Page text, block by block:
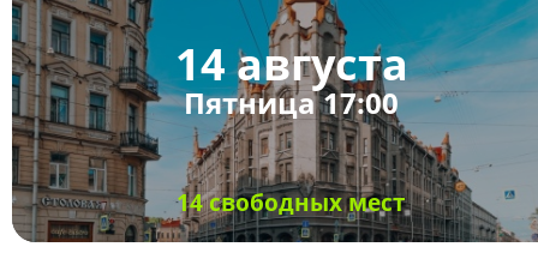
14 августа
Пятница 17:00
14 свободных мест